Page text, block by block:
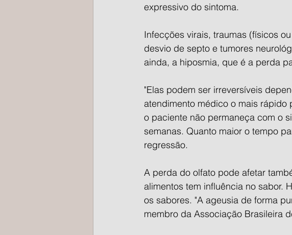
expressivo do sintoma.
Infecções virais, traumas (físicos
desvio de septo e tumores
ainda, a hiposmia, que é a perda
"Elas podem ser irreversíveis
atendimento médico o mais rápido
o paciente não permaneça com o
semanas. Quanto maior o tempo
regressão.
A perda do olfato pode afetar
alimentos tem influência no sabor.
os sabores. "A ageusia de forma
membro da Associação Brasileira